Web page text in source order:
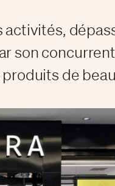
activités,
son
de